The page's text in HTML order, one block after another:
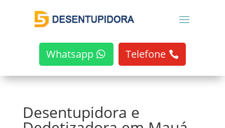
Whatsapp Telefone
Desentupidora e